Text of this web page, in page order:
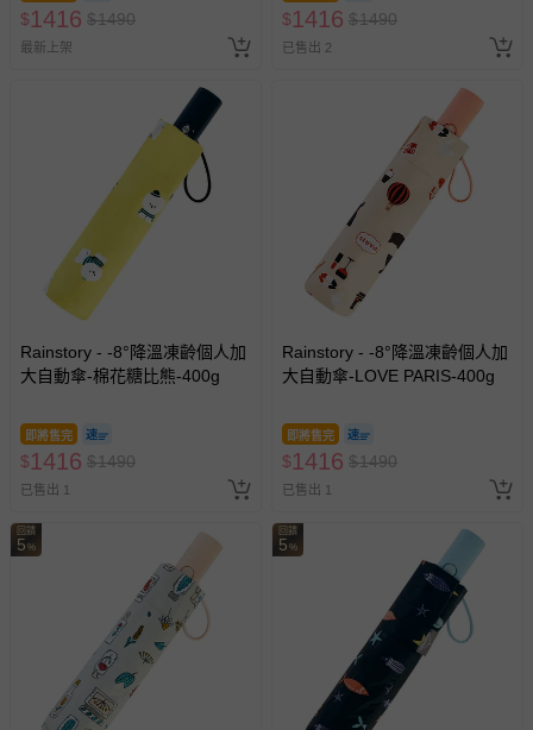
$1416 $1490
最新上架
$1416 $1490
已售出 2
Rainstory - -8°降溫凍齡個人加
大自動傘-棉花糖比熊-400g
即將售完
$1416 $1490
已售出 1
Rainstory - -8°降溫凍齡個人加
大自動傘-LOVE PARIS-400g
即將售完
$1416 $1490
已售出 1
回饋
5 %
回饋
5 %